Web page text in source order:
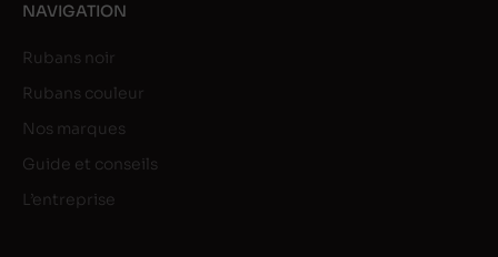
NAVIGATION
Rubans noir
Rubans couleur
Nos marques
Guide et conseils
L’entreprise